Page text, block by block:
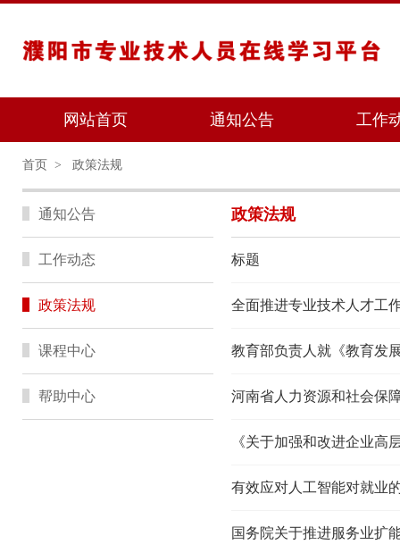
网站首页 通知公告 工作
首页 > 政策法规
通知公告
工作动态
政策法规
课程中心
帮助中心
政策法规
标题
教育部负责人就《教育发
《关于加强和改进企业高
有效应对人工智能对就业
国务院关于推进服务业扩